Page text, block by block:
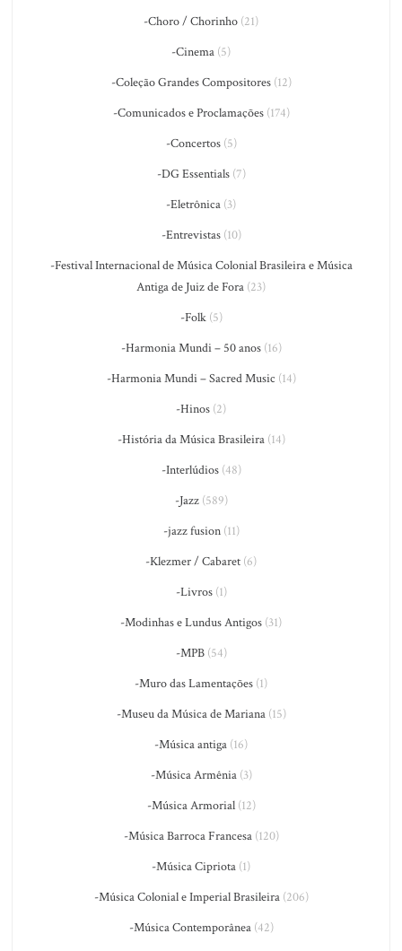
-Choro / Chorinho (21)
-Cinema (5)
-Coleção Grandes Compositores(12)
-Comunicados e Proclamações(174)
-Concertos(5)
-DG Essentials(7)
-Eletrônica (3)
-Entrevistas(10)
-Festival Internacional de Música Colonial Brasileira e Música
Antiga de Juiz de Fora (23)
-Folk(5)
-Harmonia Mundi – 50 anos(16)
-Harmonia Mundi – Sacred Music (14)
-Hinos (2)
-História da Música Brasileira(14)
-Interlúdios(48)
-Jazz(589)
-jazz fusion(11)
-Klezmer / Cabaret (6)
-Livros(1)
-Modinhas e Lundus Antigos (31)
-MPB(54)
-Muro das Lamentações (1)
-Museu da Música de Mariana(15)
-Música antiga (16)
-Música Armênia(3)
-Música Armorial(12)
-Música Barroca Francesa(120)
-Música Cipriota (1)
-Música Colonial e Imperial Brasileira(206)
-Música Contemporânea(42)